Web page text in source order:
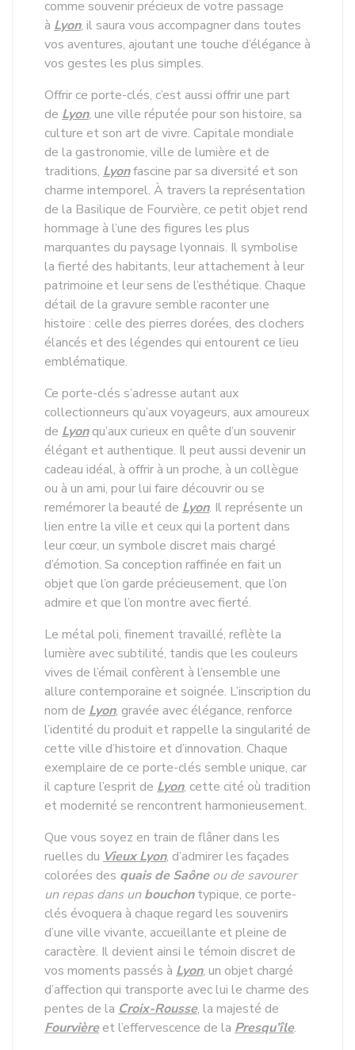
comme souvenir précieux de votre passage
à Lyon, il saura vous accompagner dans toutes
vos aventures, ajoutant une touche d’élégance à
vos gestes les plus simples.
Offrir ce porte-clés, c’est aussi offrir une part
de Lyon, une ville réputée pour son histoire, sa
culture et son art de vivre. Capitale mondiale
de la gastronomie, ville de lumière et de
traditions, Lyonfascine par sa diversité et son
charme intemporel. À travers la représentation
de la Basilique de Fourvière, ce petit objet rend
hommage à l’une des figures les plus
marquantes du paysage lyonnais. Il symbolise
la fierté des habitants, leur attachement à leur
patrimoine et leur sens de l’esthétique. Chaque
détail de la gravure semble raconter une
histoire : celle des pierres dorées, des clochers
élancés et des légendes qui entourent ce lieu
emblématique.
Ce porte-clés s’adresse autant aux
collectionneurs qu’aux voyageurs, aux amoureux
de Lyon qu’aux curieux en quête d’un souvenir
élégant et authentique. Il peut aussi devenir un
cadeau idéal, à offrir à un proche, à un collègue
ou à un ami, pour lui faire découvrir ou se
remémorer la beauté de Lyon. Il représente un
lien entre la ville et ceux qui la portent dans
leur cœur, un symbole discret mais chargé
d’émotion. Sa conception raffinée en fait un
objet que l’on garde précieusement, que l’on
admire et que l’on montre avec fierté.
Le métal poli, finement travaillé, reflète la
lumière avec subtilité, tandis que les couleurs
vives de l’émail confèrent à l’ensemble une
allure contemporaine et soignée. L’inscription du
nom de Lyon, gravée avec élégance, renforce
l’identité du produit et rappelle la singularité de
cette ville d’histoire et d’innovation. Chaque
exemplaire de ce porte-clés semble unique, car
il capture l’esprit de Lyon, cette cité où tradition
et modernité se rencontrent harmonieusement.
Que vous soyez en train de flâner dans les
ruelles du VieuxLyon, d’admirer les façades
colorées des quais de Saôneou de savourer
un repas dans unbouchontypique, ce porte-
clés évoquera à chaque regard les souvenirs
d’une ville vivante, accueillante et pleine de
caractère. Il devient ainsi le témoin discret de
vos moments passés à Lyon, un objet chargé
d’affection qui transporte avec lui le charme des
pentes de la Croix-Rousse, la majesté de
Fourvièreet l’effervescence de la Presqu’île.